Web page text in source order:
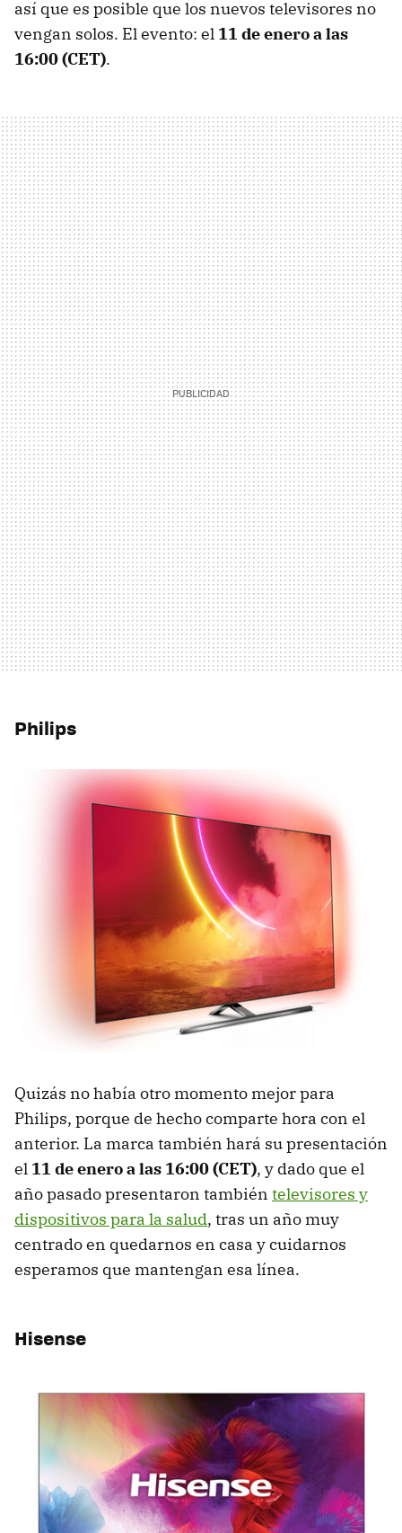
así que es posible que los nuevos televisores no
vengan solos. El evento: el 11 de enero a las
16:00 (CET).
Philips
Quizás no había otro momento mejor para
Philips, porque de hecho comparte hora con el
anterior. La marca también hará su presentación
el 11 de enero a las 16:00 (CET), y dado que el
año pasado presentaron también televisores y
dispositivos para la salud, tras un año muy
centrado en quedarnos en casa y cuidarnos
esperamos que mantengan esa línea.
Hisense